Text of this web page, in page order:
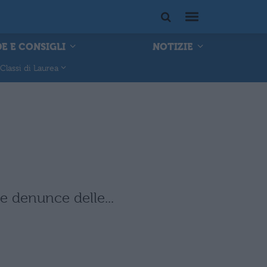
E CONSIGLI NOTIZIE
Classi di Laurea
denunce delle...